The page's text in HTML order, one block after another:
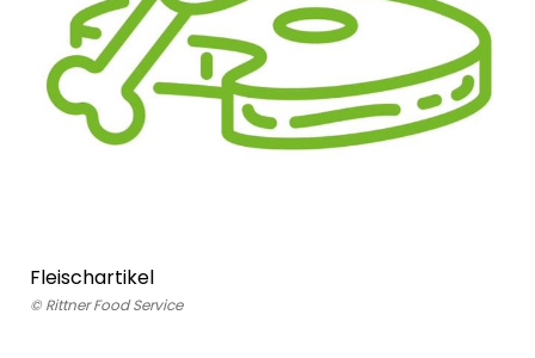
Fleischartikel
© Rittner Food Service